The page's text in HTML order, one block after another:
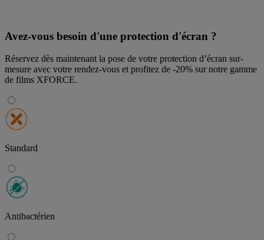
Avez-vous besoin d'une protection d'écran ?
Réservez dès maintenant la pose de votre protection d’écran sur-
mesure avec votre rendez-vous et profitez de -20% sur notre gamme
de films XFORCE.
Standard
Antibactérien